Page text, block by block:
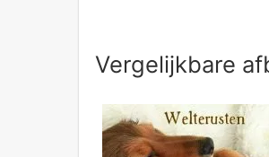
Vergelijkbare